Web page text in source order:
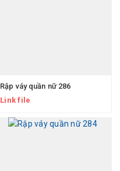
Rập váy quần nữ 286
Link file